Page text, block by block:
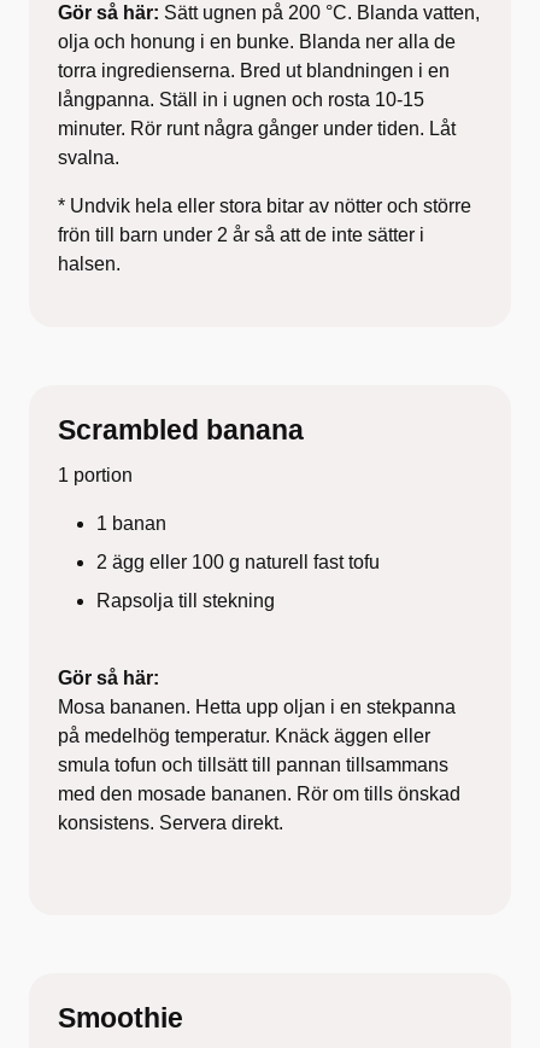
Gör så här: Sätt ugnen på 200 °C. Blanda vatten,
olja och honung i en bunke. Blanda ner alla de
torra ingredienserna. Bred ut blandningen i en
långpanna. Ställ in i ugnen och rosta 10-15
minuter. Rör runt några gånger under tiden. Låt
svalna.
* Undvik hela eller stora bitar av nötter och större
frön till barn under 2 år så att de inte sätter i
halsen.
Scrambled banana
1 portion
1 banan
2 ägg eller 100 g naturell fast tofu
Rapsolja till stekning
Gör så här:
Mosa bananen. Hetta upp oljan i en stekpanna
på medelhög temperatur. Knäck äggen eller
smula tofun och tillsätt till pannan tillsammans
med den mosade bananen. Rör om tills önskad
konsistens. Servera direkt.
Smoothie